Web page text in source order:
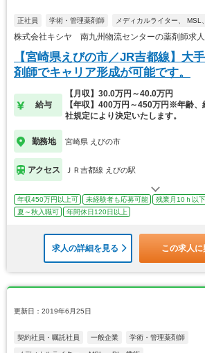
正社員 学術・管理薬剤師 メディカルライター、 MSL
株式会社キシヤ 南九州物流センターの薬剤師求人
【宮崎県えびの市／JR吉都線】大
剤師でキャリア形成が可能です。
給与
【月収】30.0万円～40.0万円
【年収】400万円～450万円※年齢
社規定により決定いたします。
勤務地 宮崎県 えびの市
アクセス ＪＲ吉都線 えびの駅
年収450万円以上可 未経験者も応募可能 残業月10ｈ以下
夏～秋入職可
年間休日120日以上
求人の詳細を見る この求人
更新日：2019年6月25日
契約社員・嘱託社員 一般企業 学術・管理薬剤師